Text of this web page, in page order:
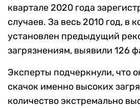
квартале 2020 года
случаев. За весь 2010 год, в
установлен предыдущий
загрязнениям, выявили 126
Эксперты подчеркнули, что
скачок именно высоких
количество экстремально